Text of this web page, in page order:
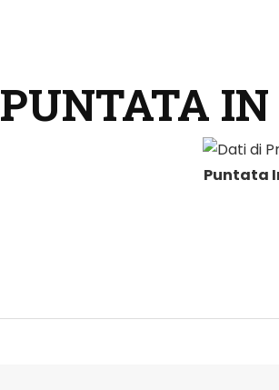
PUNTATA
Puntata